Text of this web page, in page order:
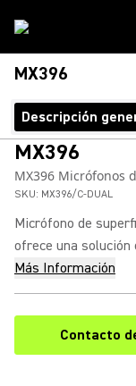
MX396
Descripción
MX396
MX396 Micrófonos
SKU: MX396/C-DUAL
Micrófono de
ofrece una
Más Información
Contacto